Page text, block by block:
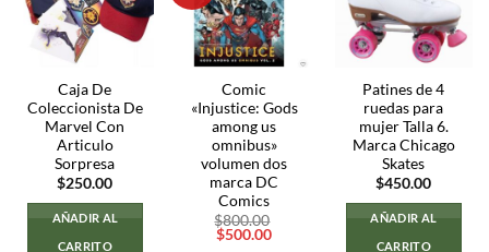
Caja De
Coleccionista De
Marvel Con
Articulo
Sorpresa
$250.00
AÑADIR AL
CARRITO
Comic
«Injustice: Gods
among us
omnibus»
volumen dos
marca DC
Comics
$800.00
El
$500.00El
Patines de 4
ruedas para
mujer Talla 6.
Marca Chicago
Skates
$450.00
AÑADIR AL
CARRITO